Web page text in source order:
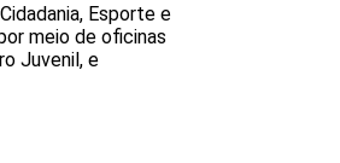
Esporte e
meio de oficinas
Juvenil, e